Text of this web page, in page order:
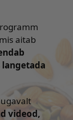
aitab
videod,